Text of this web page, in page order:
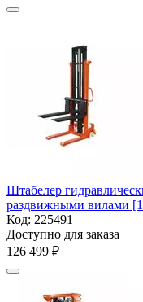
Штабелер
раздвижными вилами
Код: 225491
Доступно для заказа
126 499 ₽